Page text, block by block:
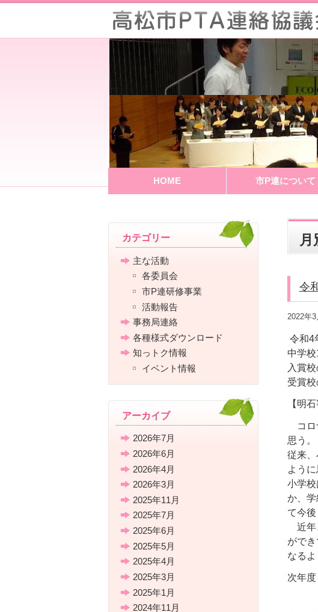
HOME 市P連について
令
2022年3
令和4
中学
入賞
受賞
【明
コロ
思う。
従来
よう
小学
か、
て今
近年
がで
なるよ
次年
カテゴリー
主な活動
各委員会
市P連研修事業
活動報告
事務局連絡
各種様式ダウンロード
知っトク情報
イベント情報
アーカイブ
2026年7月
2026年6月
2026年4月
2026年3月
2025年11月
2025年7月
2025年6月
2025年5月
2025年4月
2025年3月
2025年1月
2024年11月